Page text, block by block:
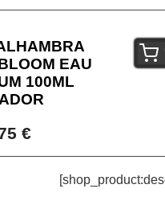
EAU
100ML
€